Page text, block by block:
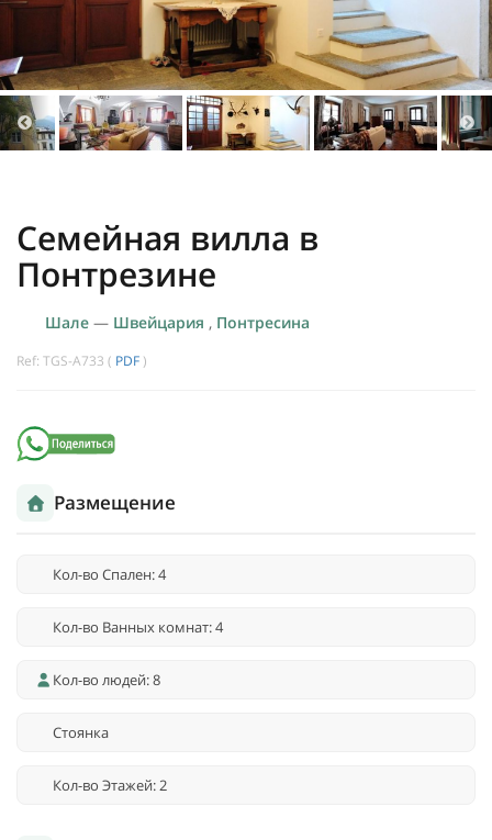
Семейная вилла в
Понтрезине
Шале — Швейцария , Понтресина
Ref: TGS-A733 ( PDF )
Размещение
Кол-во Спален: 4
Кол-во Ванных комнат: 4
Кол-во людей: 8
Стоянка
Кол-во Этажей: 2